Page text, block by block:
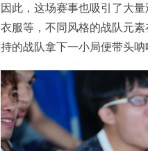
因此，这场赛事也吸引了大
衣服等，不同风格的战队元
持的战队拿下一小局便带头